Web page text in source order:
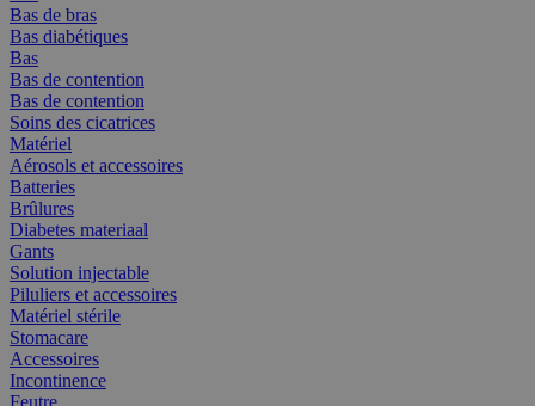
Bas de bras
Bas diabétiques
Bas
Bas de contention
Bas de contention
Soins des cicatrices
Matériel
Aérosols et accessoires
Batteries
Brûlures
Diabetes materiaal
Gants
Solution injectable
Piluliers et accessoires
Matériel stérile
Stomacare
Accessoires
Incontinence